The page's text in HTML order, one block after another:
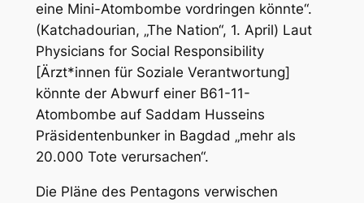
eine Mini-Atombombe vordringen könnte“.
(Katchadourian, „The Nation“, 1. April) Laut
Physicians for Social Responsibility
[Ärzt*innen für Soziale Verantwortung]
könnte der Abwurf einer B61-11-
Atombombe auf Saddam Husseins
Präsidentenbunker in Bagdad „mehr als
20.000 Tote verursachen“.
Die Pläne des Pentagons verwischen